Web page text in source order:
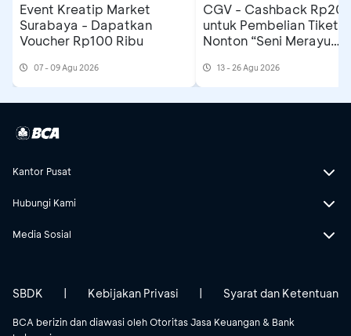
Event Kreatip Market
Surabaya - Dapatkan
Voucher Rp100 Ribu
07 - 09 Agu 2026
CGV - Cashback Rp20 ribu
untuk Pembelian Tiket
Nonton “Seni Merayu
13 - 26 Agu 2026
Kantor Pusat
Hubungi Kami
Media Sosial
BCA berizin dan diawasi oleh Otoritas Jasa Keuangan & Bank
SBDK | Kebijakan Privasi | Syarat dan Ketentuan